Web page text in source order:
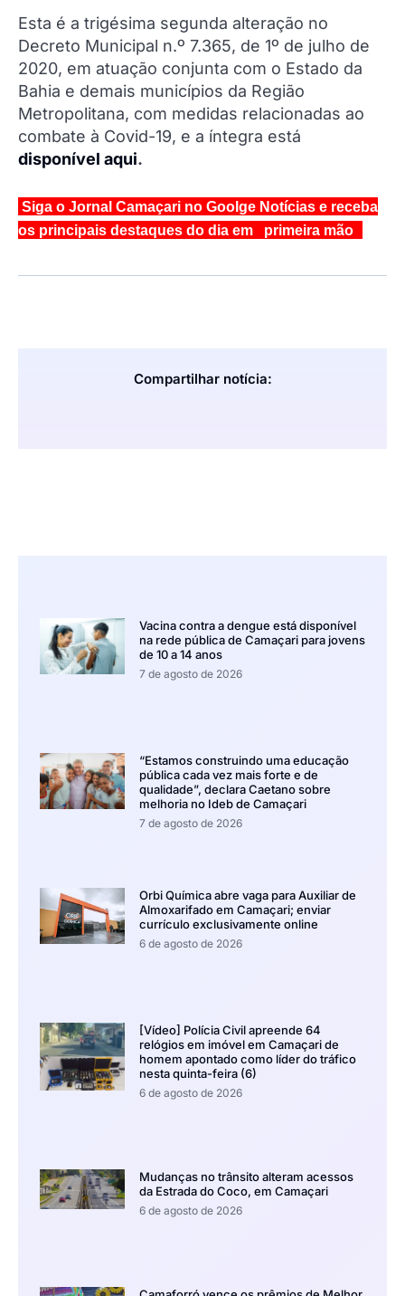
Esta é a trigésima segunda alteração no
Decreto Municipal n.º 7.365, de 1º de julho de
2020, em atuação conjunta com o Estado da
Bahia e demais municípios da Região
Metropolitana, com medidas relacionadas ao
combate à Covid-19, e a íntegra está
disponível aqui.
Siga o Jornal Camaçari no Goolge Notícias e receba
os principais destaques do dia em primeira mão
Compartilhar notícia:
Vacina contra a dengue está disponível
na rede pública de Camaçari para jovens
de 10 a 14 anos
7 de agosto de 2026
“Estamos construindo uma educação
pública cada vez mais forte e de
qualidade”, declara Caetano sobre
melhoria no Ideb de Camaçari
7 de agosto de 2026
Orbi Química abre vaga para Auxiliar de
Almoxarifado em Camaçari; enviar
currículo exclusivamente online
6 de agosto de 2026
[Vídeo] Polícia Civil apreende 64
relógios em imóvel em Camaçari de
homem apontado como líder do tráfico
nesta quinta-feira (6)
6 de agosto de 2026
Mudanças no trânsito alteram acessos
da Estrada do Coco, em Camaçari
6 de agosto de 2026